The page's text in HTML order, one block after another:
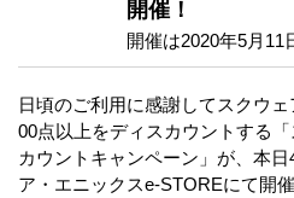
開催！
開催は2020年5月11
日頃のご利用に感謝してスクウ
00点以上をディスカウントする
カウントキャンペーン」が、本
ア・エニックスe-STOREにて開